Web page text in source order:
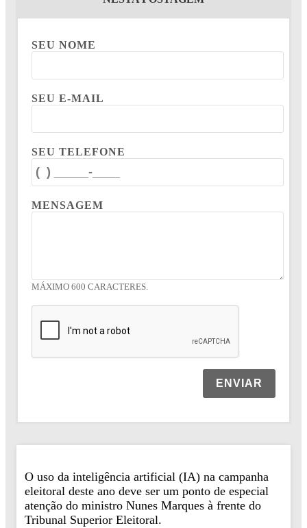
SEU NOME
SEU E-MAIL
SEU TELEFONE
MENSAGEM
MÁXIMO 600 CARACTERES.
ENVIAR
O uso da inteligência artificial (IA) na campanha
eleitoral deste ano deve ser um ponto de especial
atenção do ministro Nunes Marques à frente do
Tribunal Superior Eleitoral.